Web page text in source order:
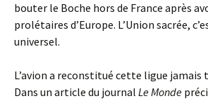
bouter le Boche hors de France après
prolétaires d’Europe. L’Union sacrée,
universel.
L’avion a reconstitué cette ligue
Dans un article du journal Le Monde